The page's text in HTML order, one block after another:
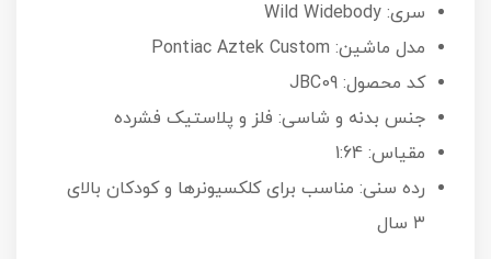
سری: Wild Widebody
مدل ماشین: Pontiac Aztek Custom
کد محصول: JBC09
جنس بدنه و شاسی: فلز و پلاستیک فشرده
مقیاس: 1:64
رده سنی: مناسب برای کلکسیونرها و کودکان بالای
۳ سال